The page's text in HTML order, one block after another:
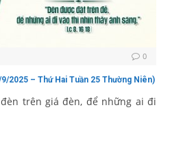
0
2025 – Thứ Hai Tuần 25 Thường Niên)
đèn trên giá đèn, để những ai đi